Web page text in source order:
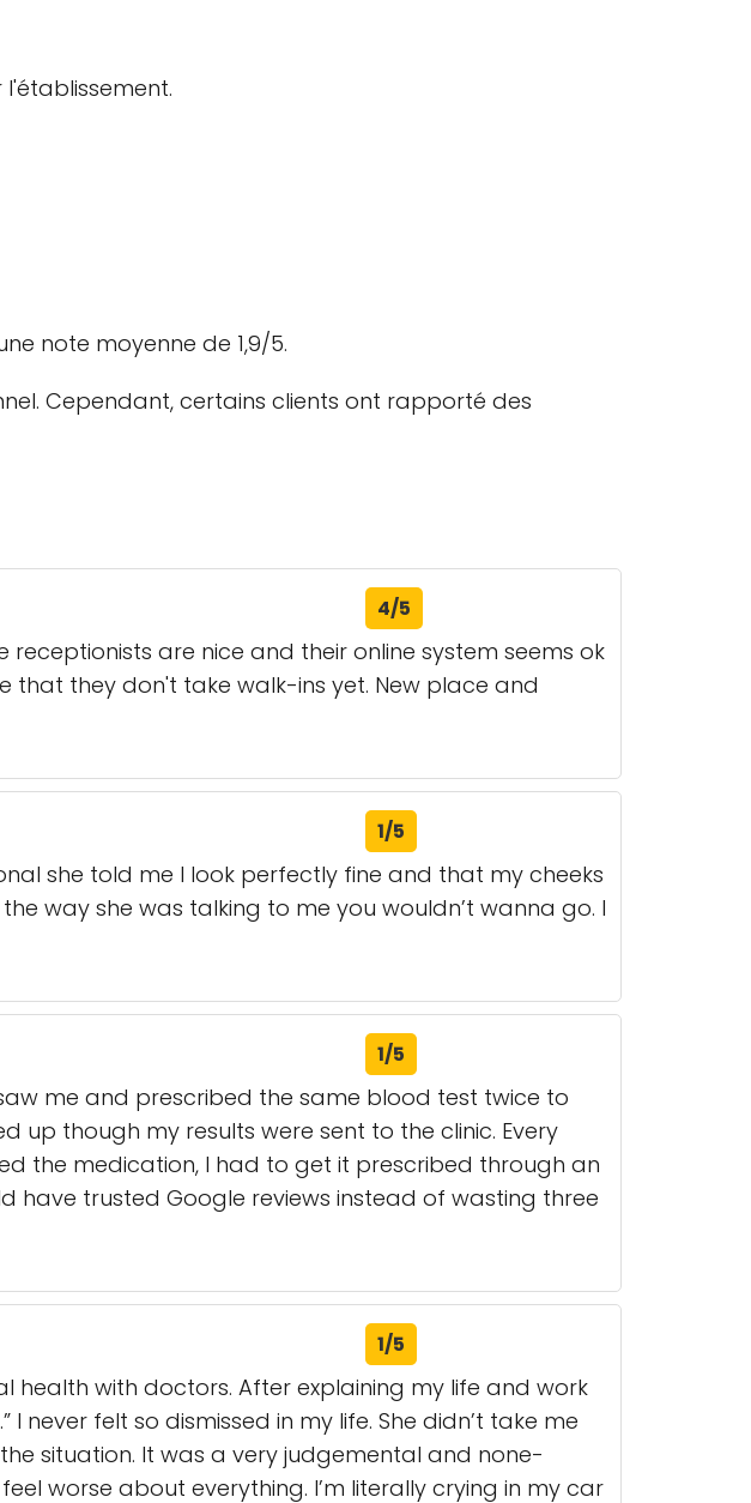
note moyenne de 1,9/5.
Cependant, certains clients ont rapporté des
4/5
receptionists are nice and their online system seems ok
that they don't take walk-ins yet. New place and
1/5
she told me I look perfectly fine and that my cheeks
way she was talking to me you wouldn’t wanna go. I
1/5
me and prescribed the same blood test twice to
up though my results were sent to the clinic. Every
the medication, I had to get it prescribed through an
have trusted Google reviews instead of wasting three
1/5
health with doctors. After explaining my life and work
never felt so dismissed in my life. She didn’t take me
situation. It was a very judgemental and none-
worse about everything. I’m literally crying in my car